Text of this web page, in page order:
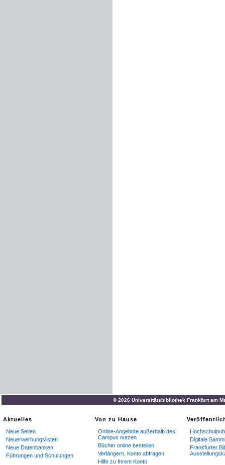
© 2026 Universitätsbibliothek Frankfurt am
Aktuelles
Neue Seiten
Neuerwerbungslisten
Neue Datenbanken
Führungen und Schulungen
Von zu Hause
Online-Angebote außerhalb des
Campus nutzen
Bücher online bestellen
Verlängern, Konto abfragen
Hilfe zu Ihrem Konto
Digitale
Frankfurter